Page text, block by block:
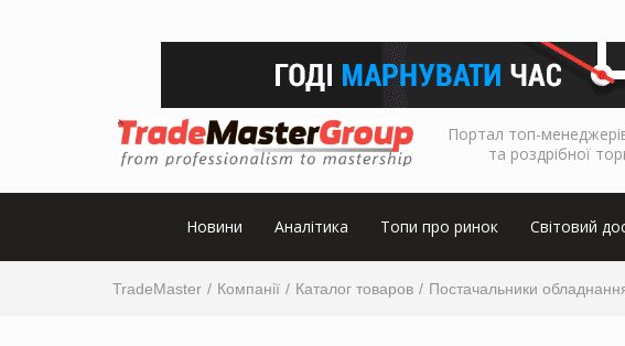
Портал топ-
та роздрібної
Новини Аналітика Топи про ринок Світовий
TradeMaster Компанії Каталог товаров Постачальники